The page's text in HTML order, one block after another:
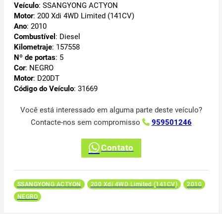
Veículo: SSANGYONG ACTYON
Motor: 200 Xdi 4WD Limited (141CV)
Ano: 2010
Combustível : Diesel
Kilometraje: 157558
Nº de portas: 5
Cor: NEGRO
Motor: D20DT
Código do Veículo: 31669
Você está interessado em alguma parte deste veículo?
Contacte-nos sem compromisso
959501246
Contato
SSANGYONG ACTYON 200 Xdi 4WD Limited (141CV)
2010
NEGRO